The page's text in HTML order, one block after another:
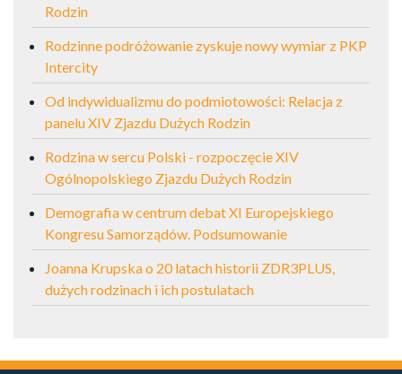
Rodzin
Rodzinne podróżowanie zyskuje nowy wymiar z PKP
Intercity
Od indywidualizmu do podmiotowości: Relacja z
panelu XIV Zjazdu Dużych Rodzin
Rodzina w sercu Polski - rozpoczęcie XIV
Ogólnopolskiego Zjazdu Dużych Rodzin
Demografia w centrum debat XI Europejskiego
Kongresu Samorządów. Podsumowanie
Joanna Krupska o 20 latach historii ZDR3PLUS,
dużych rodzinach i ich postulatach